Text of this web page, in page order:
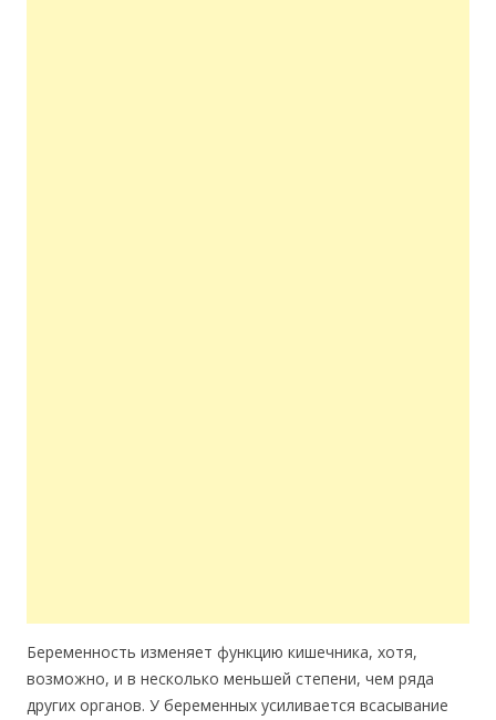
Беременность изменяет функцию кишечника, хотя,
возможно, и в несколько меньшей степени, чем ряда
других органов. У беременных усиливается всасывание